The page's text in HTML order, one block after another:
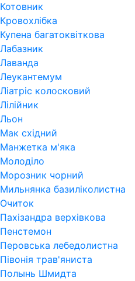
Котовник
Кровохлібка
Купена багатоквіткова
Лабазник
Лаванда
Леукантемум
Ліатріс колосковий
Лілійник
Льон
Мак східний
Манжетка м'яка
Молоділо
Морозник чорний
Мильнянка базиліколистна
Очиток
Пахізандра верхівкова
Пенстемон
Перовська лебедолистна
Півонія трав'яниста
Полынь Шмидта